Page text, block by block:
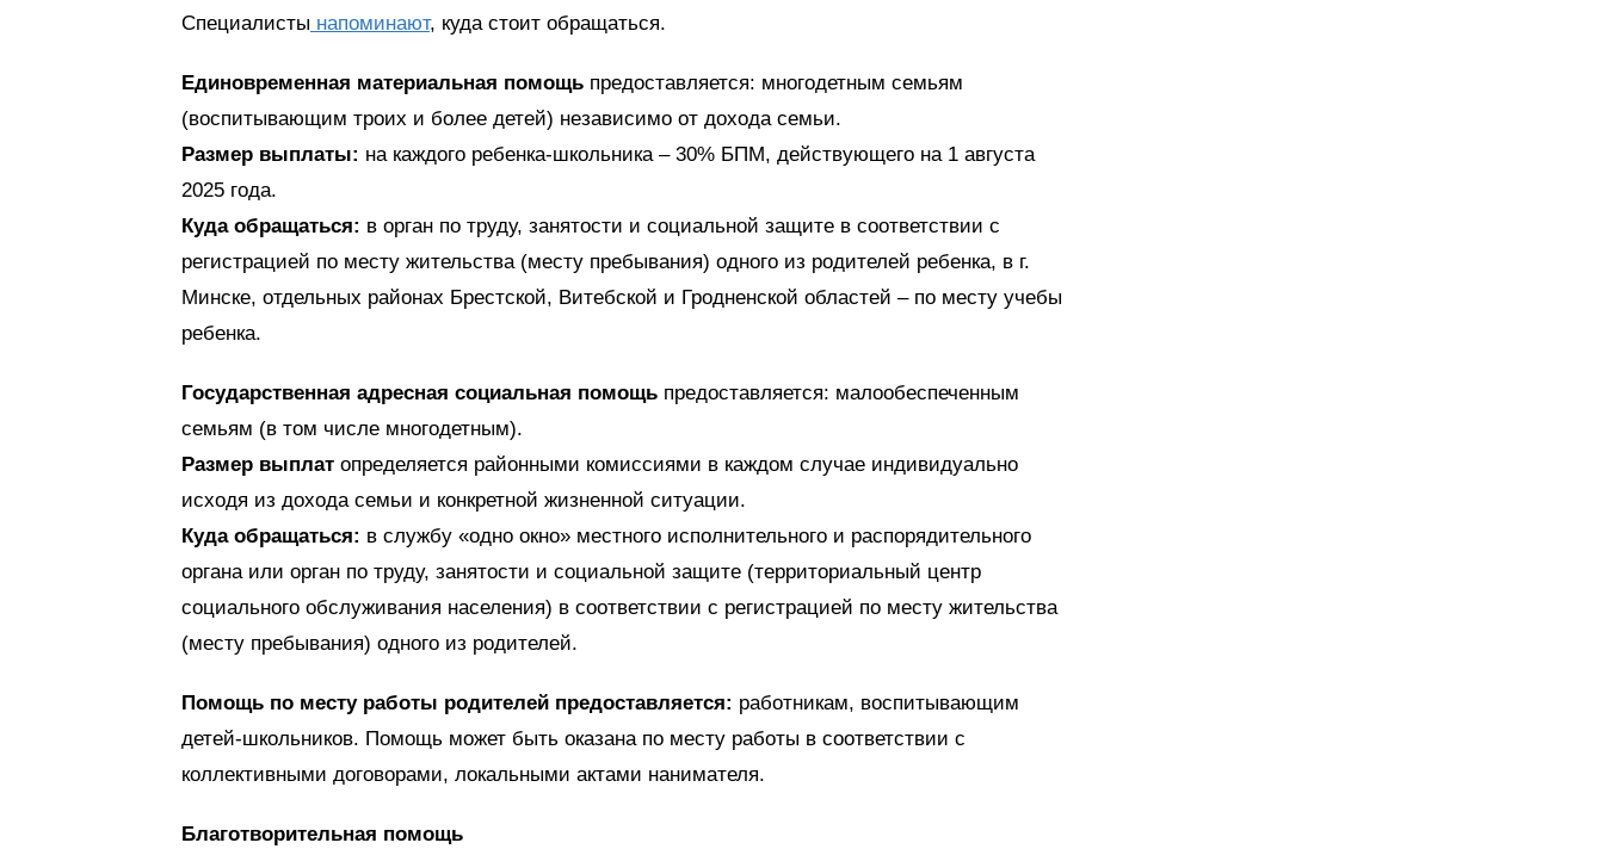
Специалисты напоминают, куда стоит обращаться.
Единовременная материальная помощь предоставляется: многодетным семьям
(воспитывающим троих и более детей) независимо от дохода семьи.
Размер выплаты: на каждого ребенка-школьника – 30% БПМ, действующего на 1 августа
2025 года.
Куда обращаться: в орган по труду, занятости и социальной защите в соответствии с
регистрацией по месту жительства (месту пребывания) одного из родителей ребенка, в г.
Минске, отдельных районах Брестской, Витебской и Гродненской областей – по месту учебы
ребенка.
Государственная адресная социальная помощь предоставляется: малообеспеченным
семьям (в том числе многодетным).
Размер выплат определяется районными комиссиями в каждом случае индивидуально
исходя из дохода семьи и конкретной жизненной ситуации.
Куда обращаться: в службу «одно окно» местного исполнительного и распорядительного
органа или орган по труду, занятости и социальной защите (территориальный центр
социального обслуживания населения) в соответствии с регистрацией по месту жительства
(месту пребывания) одного из родителей.
Помощь по месту работы родителей предоставляется: работникам, воспитывающим
детей-школьников. Помощь может быть оказана по месту работы в соответствии с
коллективными договорами, локальными актами нанимателя.
Благотворительная помощь